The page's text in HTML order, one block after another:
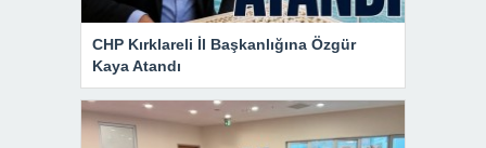
CHP Kırklareli İl Başkanlığına Özgür
Kaya Atandı